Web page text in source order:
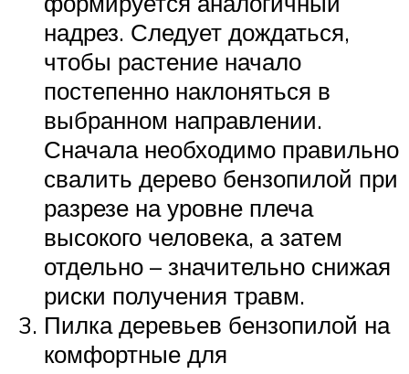
надрез. Следует дождаться,
чтобы растение начало
постепенно наклоняться в
выбранном направлении.
Сначала необходимо правильно
свалить дерево бензопилой при
разрезе на уровне плеча
высокого человека, а затем
отдельно – значительно снижая
риски получения травм.
Пилка деревьев бензопилой на
комфортные для